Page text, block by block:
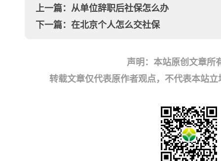
上一篇： 从单位辞职后社保怎么办
下一篇： 在北京个人怎么交社保
声明：本站原创文章所
转载文章仅代表原作者观点，不代表本站